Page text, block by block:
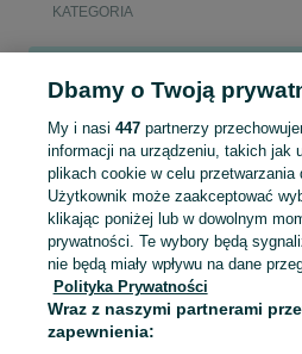
KATEGORIA
rower treningowy rowerki
Mapa kategorii
Mapa miejscowości
Mapa ministron
Popularne wyszukiwania
Dbamy o Twoją
My i nasi 447partnerzy
informacji na urządzeniu, takich jak
plikach cookie w celu przetwarzania
Użytkownik może zaakceptować
klikając poniżej lub w dowolnym
prywatności. Te wybory będą
nie będą miały wpływu na dane
Polityka Prywatności
Wraz z naszymi partnerami
zapewnienia: